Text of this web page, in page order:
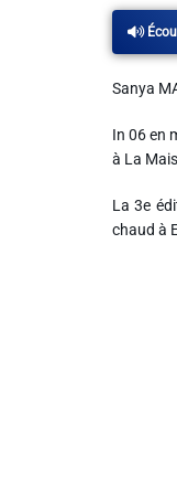
Liens utiles
Shabbat Project
Ville de Nice
Sanya
In 06 en
à La
La 3e
chaud à